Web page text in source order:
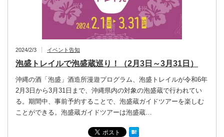
2024/2/3 イベント告知
泡盛トレイルで泡盛蔵巡り！（2月3日～3月31日）
沖縄の酒「泡盛」酒造所漫遊プログラム、泡盛トレイルが令和6年
2月3日から3月31日まで、沖縄県内の対象の泡盛蔵で行われてい
る。期間中、事前予約することで、泡盛蔵ガイドツアーを楽しむ
ことができる。泡盛蔵ガイドツアーは泡盛蔵…